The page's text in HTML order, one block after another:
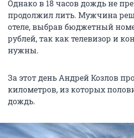
Однако в 18 часов дождь не
продолжил лить. Мужчина
отеле, выбрав бюджетный
рублей, так как телевизор и
нужны.
За этот день Андрей Козлов
километров, из которых
дождь.